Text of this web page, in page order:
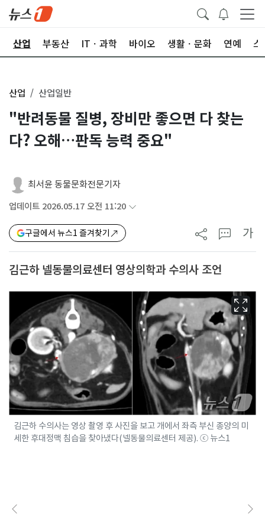
산업 부동산 ITㆍ과학 바이오 생활ㆍ문화 연예 스
산업 산업일반
"반려동물 질병, 장비만 좋으면 다 찾는
다? 오해…판독 능력 중요"
최서윤 동물문화전문기자
업데이트 2026.05.17 오전 11:20
구글에서 뉴스1 즐겨찾기 가
김근하 넬동물의료센터 영상의학과 수의사 조언
김근하 수의사는 영상 촬영 후 사진을 보고 개에서 좌측 부신 종양의 미
세한 후대정맥 침습을 찾아냈다(넬동물의료센터 제공). ⓒ 뉴스1